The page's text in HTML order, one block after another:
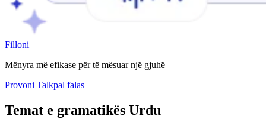
Filloni
Mënyra më efikase për të mësuar një gjuhë
Provoni Talkpal falas
Temat e gramatikës Urdu